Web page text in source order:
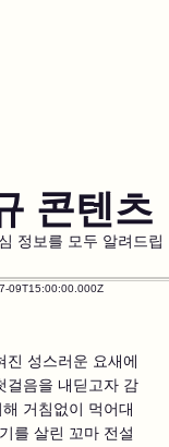
콘텐츠
정보를 모두 알려드립
09T15:00:00.000Z
진 성스러운 요새에
걸음을 내딛고자 감
거침없이 먹어대
를 살린 꼬마 전설